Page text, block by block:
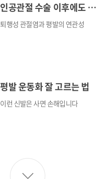
인공관절 수술 이후에도 자꾸 무릎이 아프다면?
퇴행성 관절염과 평발의 연관성
평발 운동화 잘 고르는 법
이런 신발은 사면 손해입니다